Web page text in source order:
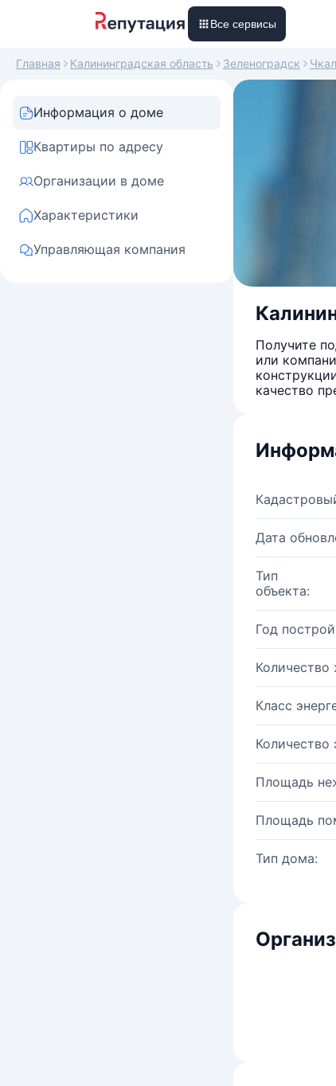
Все сервисы
Главная Калининградская область Зеленоградск
Информация о доме
Квартиры по адресу
Организации в доме
Характеристики
Управляющая компания
Получите
или
качество
Дата
Тип
объекта:
Год
Класс
Количество
Площадь
Площадь
Тип дома: